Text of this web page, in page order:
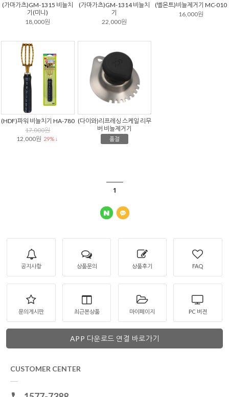
(가마가츠)GM-1315 비늘치
기(미니)
18,000원
(가마가츠)GM-1314 비늘치
기
22,000원
(벨몬트)비늘제거기 MC-010
16,000원
(HDF)파워 비늘치기 HA-780
17,000원
12,000원 29% ↓
(다이와)리프레싱 스케일 리무
버 비늘제거기
품절
1
공지사항 상품문의 상품후기 FAQ
문의게시판 최근본상품 마이페이지 PC 버젼
APP 다운로드 연결 바로가기
CUSTOMER CENTER